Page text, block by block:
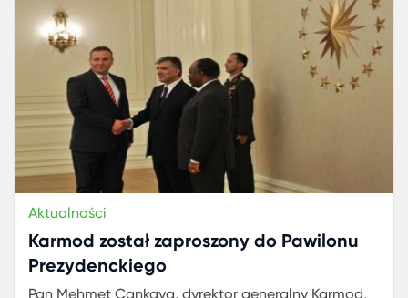
Aktualności
Karmod został zaproszony do Pawilonu
Prezydenckiego
Pan Mehmet Cankaya, dyrektor generalny Karmod,